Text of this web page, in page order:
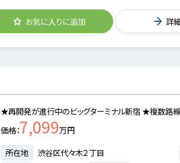
お気に入りに追加 詳
★再開発が進行中のビッグターミナル新宿 ★複数路
価格 7,099万円
所在地
渋谷区代々木２丁目